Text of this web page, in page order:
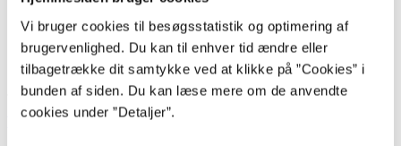
Vi bruger cookies til besøgsstatistik og optimering af
brugervenlighed. Du kan til enhver tid ændre eller
tilbagetrække dit samtykke ved at klikke på ”Cookies” i
bunden af siden. Du kan læse mere om de anvendte
cookies under ”Detaljer”.
Romerske kejsere